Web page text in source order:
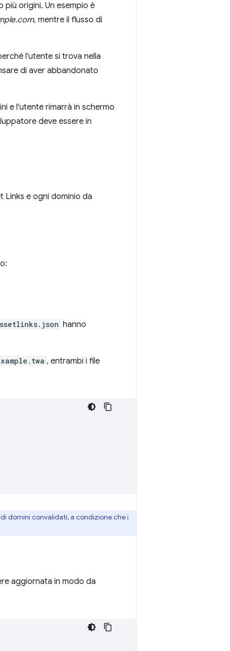
più origini. Un esempio è
, mentre il flusso di
l'utente si trova nella
di aver abbandonato
e l'utente rimarrà in schermo
deve essere in
Links e ogni dominio da
hanno
, entrambi i file
domini convalidati, a condizione che i
aggiornata in modo da